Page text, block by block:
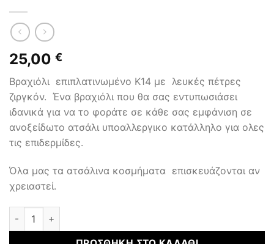
25,00 €
Βραχιόλι επιπλατινωμένο Κ14 με λευκές πέτρες
ζιργκόν. Ένα βραχιόλι που θα σας εντυπωσιάσει
ιδανικά για να το φοράτε σε κάθε σας εμφάνιση σε
ανοξείδωτο ατσάλι υποαλλεργικο κατάλληλο για ολες
τις επιδερμίδες.
Όλα μας τα ατσάλινα κοσμήματα επισκευάζονται αν
χρειαστεί.
ΑΤΣΑΛΙΝΑ ΚΟΣΜΗΜΑΤΑ ποσότητα